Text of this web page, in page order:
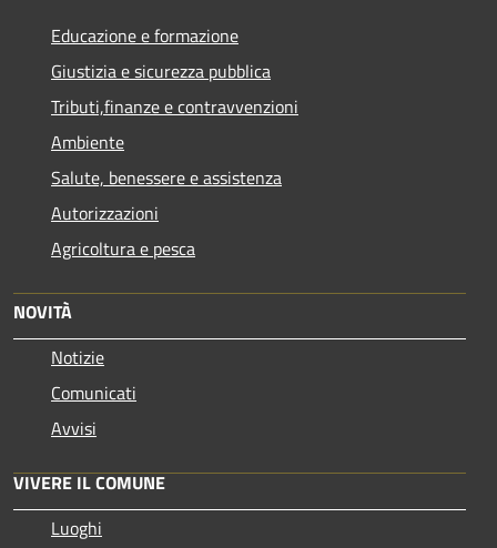
Educazione e formazione
Giustizia e sicurezza pubblica
Tributi,finanze e contravvenzioni
Ambiente
Salute, benessere e assistenza
Autorizzazioni
Agricoltura e pesca
NOVITÀ
Notizie
Comunicati
Avvisi
VIVERE IL COMUNE
Luoghi